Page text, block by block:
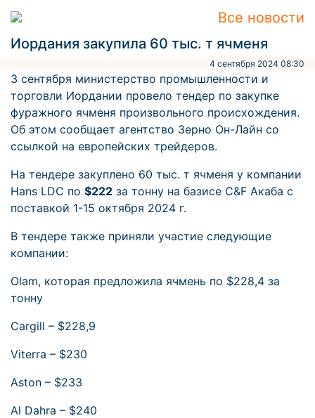
Все новости
Иордания закупила 60 тыс. т ячменя
4 сентября 2024 08:30
3 сентября министерство промышленности и
торговли Иордании провело тендер по закупке
фуражного ячменя произвольного происхождения.
Об этом сообщает агентство Зерно Он-Лайн со
ссылкой на европейских трейдеров.
На тендере закуплено 60 тыс. т ячменя у компании
Hans LDC по $222 за тонну на базисе C&F Акаба с
поставкой 1-15 октября 2024 г.
В тендере также приняли участие следующие
компании:
Olam, которая предложила ячмень по $228,4 за
тонну
Cargill – $228,9
Viterra – $230
Aston – $233
Al Dahra – $240